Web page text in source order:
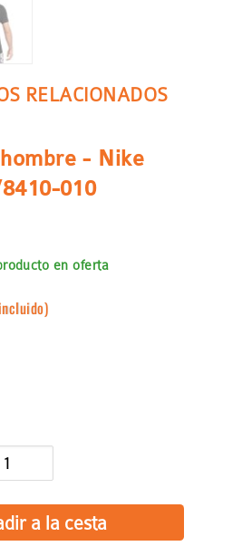
RELACIONADOS
- Nike
010
en oferta